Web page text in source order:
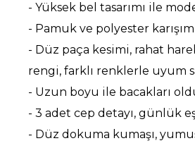
- Yüksek bel tasarımı ile
- Pamuk ve polyester
- Düz paça kesimi, rahat
rengi, farklı renklerle uyum
- Uzun boyu ile bacakları
- 3 adet cep detayı, günlük
- Düz dokuma kumaşı,